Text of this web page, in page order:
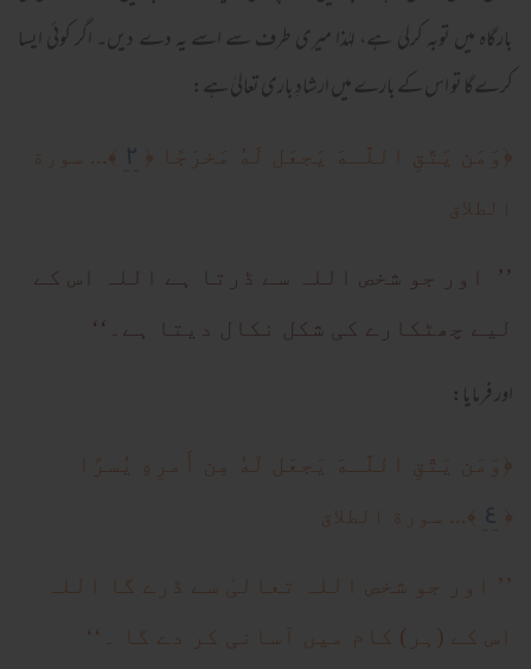
بارگاہ میں توبہ کرلی ہے، لہٰذا میری طرف سے اسے یہ دے دیں۔ اگر کوئی ایسا
کرےگا تو اس کے بارے میں ارشادِ باری تعالیٰ ہے:
﴿ وَمَن يَتَّقِ اللَّـهَ يَجعَل لَهُ مَخرَ‌جًا ﴿ ٢ ﴾... سورة
الطلاق
’’ اور جو شخص اللہ سے ڈرتا ہے اللہ اس کے
لیے چھٹکارے کی شکل نکال دیتا ہے۔‘‘
اور فرمایا:
﴿ وَمَن يَتَّقِ اللَّـهَ يَجعَل لَهُ مِن أَمرِ‌هِ يُسرً‌ا
﴿ ٤ ﴾... سورة الطلاق
’’ اور جو شخص اللہ تعالیٰ سے ڈرے گا اللہ
اس کے (ہر) کام میں آسانی کر دے گا ۔‘‘